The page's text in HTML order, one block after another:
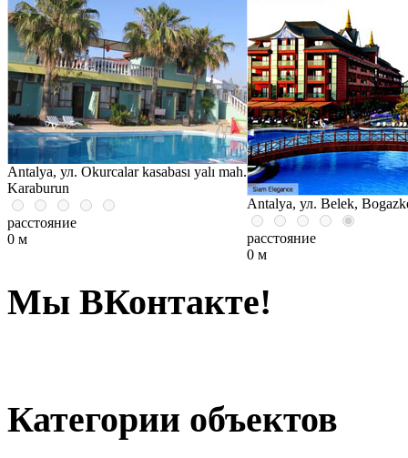
Antalya, ул. Okurcalar kasabası yalı mah.
Karaburun
расстояние
0 м
Antalya, ул. Belek,
расстояние
0 м
Мы ВКонтакте!
Категории объектов